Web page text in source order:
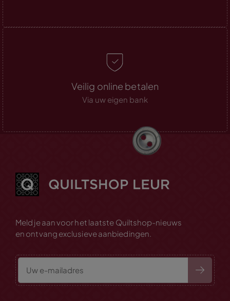
Veilig online betalen
Via uw eigen bank
Meld je aan voor het laatste Quiltshop-nieuws
en ontvang exclusieve aanbiedingen.